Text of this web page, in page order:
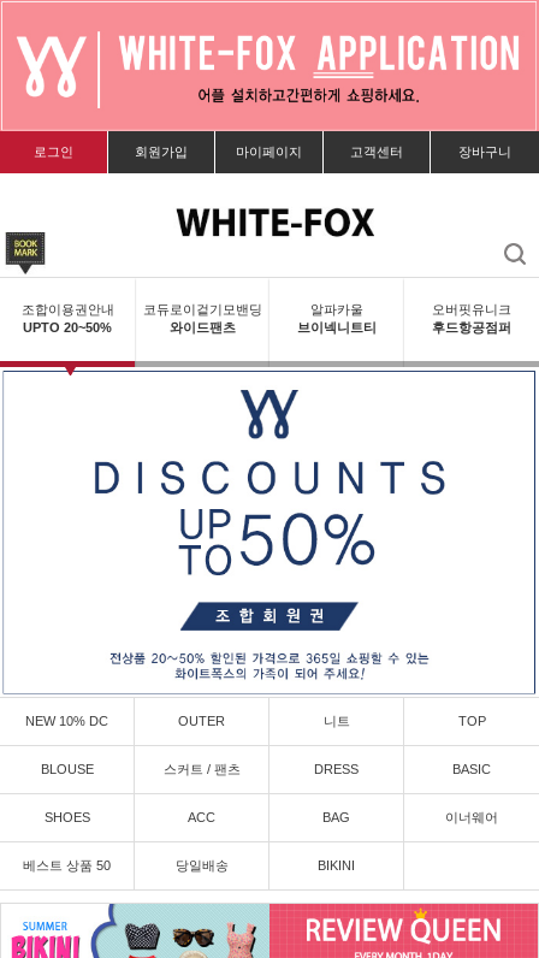
로그인 회원가입 마이페이지 고객센터 장바구니
조합이용권안내
UPTO 20~50%
코듀로이겉기모밴딩
와이드팬츠
알파카울
브이넥니트티
오버핏유니크
후드항공점퍼
NEW 10% DC OUTER 니트 TOP
BLOUSE 스커트 / 팬츠 DRESS BASIC
SHOES ACC BAG 이너웨어
베스트 상품 50 당일배송 BIKINI